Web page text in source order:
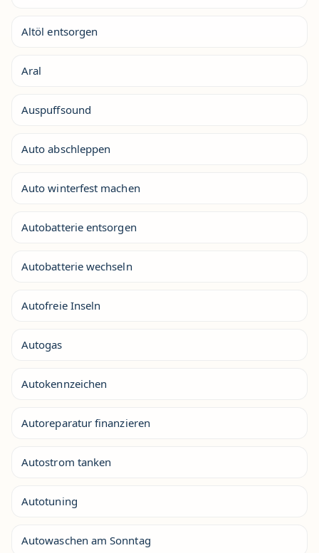
Altöl entsorgen
Aral
Auspuffsound
Auto abschleppen
Auto winterfest machen
Autobatterie entsorgen
Autobatterie wechseln
Autofreie Inseln
Autogas
Autokennzeichen
Autoreparatur finanzieren
Autostrom tanken
Autotuning
Autowaschen am Sonntag